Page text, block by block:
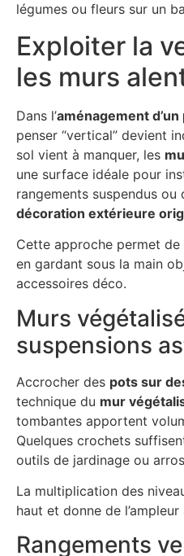
légumes ou fleurs sur un
Exploiter la
les murs
Dans l’aménagement
penser “vertical” devient
sol vient à manquer, les
une surface idéale pour
rangements suspendus ou
décoration extérieure
Cette approche permet
en gardant sous la main
accessoires déco.
Murs
suspensions
Accrocher des pots sur
technique du mur
tombantes apportent
Quelques crochets
outils de jardinage ou
La multiplication des
haut et donne de
Rangements